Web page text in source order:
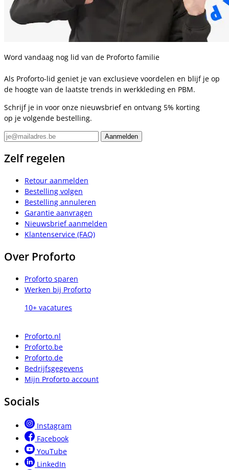
Word vandaag nog lid van de Proforto familie
Als Proforto-lid geniet je van exclusieve voordelen en blijf je op
de hoogte van de laatste trends in werkkleding en PBM.
Schrijf je in voor onze nieuwsbrief en ontvang 5% korting
op je volgende bestelling.
Zelf regelen
Retour aanmelden
Bestelling volgen
Bestelling annuleren
Garantie aanvragen
Nieuwsbrief aanmelden
Klantenservice (FAQ)
Over Proforto
Proforto sparen
Werken bij Proforto
10+ vacatures
Proforto.nl
Proforto.be
Proforto.de
Bedrijfsgegevens
Mijn Proforto account
Socials
Instagram
Facebook
YouTube
LinkedIn